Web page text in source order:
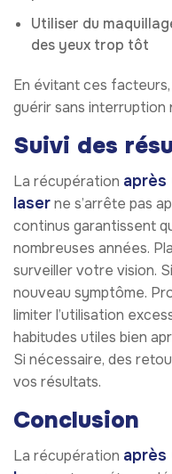
Utiliser du
des yeux trop tôt
En évitant ces
guérir sans interruption
Suivi des
La récupération
laserne s’arrête pas
continus garantissent
nombreuses années.
surveiller votre vision.
nouveau symptôme.
limiter l’utilisation
habitudes utiles bien
Si nécessaire, des
vos résultats.
Conclusion
La récupération